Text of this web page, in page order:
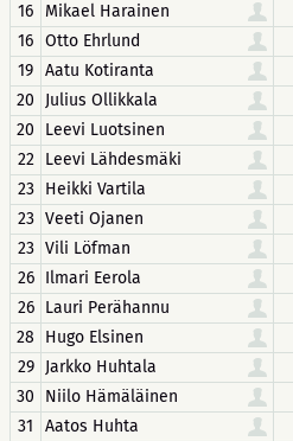
16
Mikael Harainen
16 Otto Ehrlund
19 Aatu Kotiranta
20
Julius Ollikkala
20
Leevi Luotsinen
22
Leevi Lähdesmäki
23
Heikki Vartila
23 Veeti Ojanen
23 Vili Löfman
26
Ilmari Eerola
26
Lauri Perähannu
28
Hugo Elsinen
29
Jarkko Huhtala
30
Niilo Hämäläinen
31
Aatos Huhta